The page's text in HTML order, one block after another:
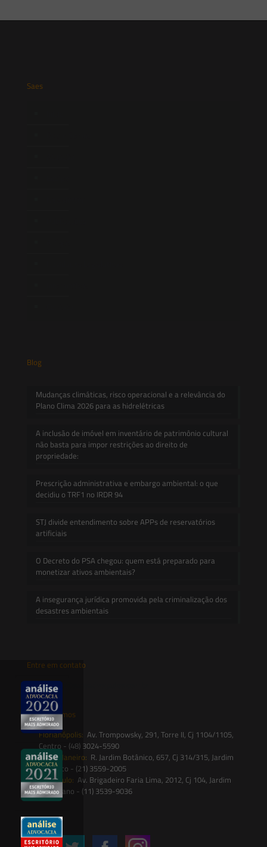
Saes
Blog
Mudanças climáticas, risco operacional e a relevância do
Plano Clima 2026 para as hidrelétricas
A inclusão de imóvel em inventário de patrimônio cultural
não basta para impor restrições ao direito de
propriedade:
Prescrição administrativa e embargo ambiental: o que
decidiu o TRF1 no IRDR 94
STJ divide entendimento sobre APPs de reservatórios
artificiais
O Decreto do PSA chegou: quem está preparado para
monetizar ativos ambientais?
A insegurança jurídica promovida pela criminalização dos
desastres ambientais
Entre em contato
contato@saesadvogados.com.br
Onde estamos
Florianópolis: Av. Trompowsky, 291, Torre II, Cj 1104/1105,
Centro - (48) 3024-5590
Rio de Janeiro: R. Jardim Botânico, 657, Cj 314/315, Jardim
Botânico - (21) 3559-2005
São Paulo: Av. Brigadeiro Faria Lima, 2012, Cj 104, Jardim
Paulistano - (11) 3539-9036
Siga-nos